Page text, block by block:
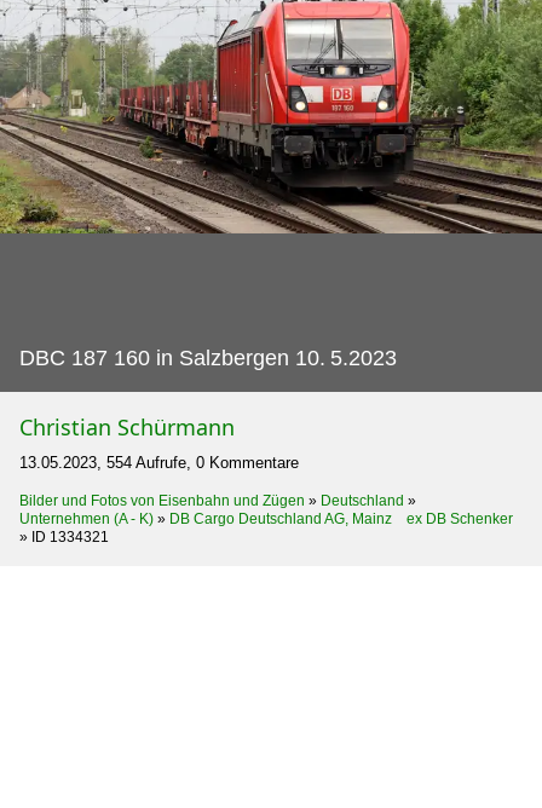
DBC 187 160 in Salzbergen 10. 5.2023
Christian Schürmann
13.05.2023, 554 Aufrufe, 0 Kommentare
Bilder und Fotos von Eisenbahn und Zügen » Deutschland »
Unternehmen (A - K) » DB Cargo Deutschland AG, Mainz ex DB Schenker
» ID 1334321